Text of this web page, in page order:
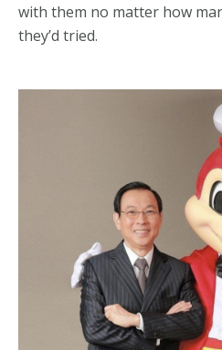
with them no matter how
they’d tried.